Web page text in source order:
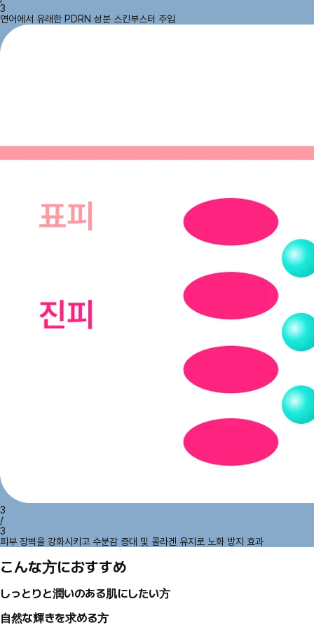
3
연어에서 유래한 PDRN 성분 스킨부스터 주입
3
/
3
피부 장벽을 강화시키고 수분감 증대 및 콜라겐 유지로 노화 방지 효과
こんな方におすすめ
しっとりと潤いのある肌にしたい方
自然な輝きを求める方